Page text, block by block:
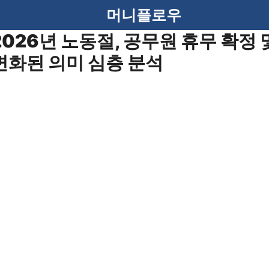
머니플로우
년 노동절, 공무원 휴무 확정
화된 의미 심층 분석